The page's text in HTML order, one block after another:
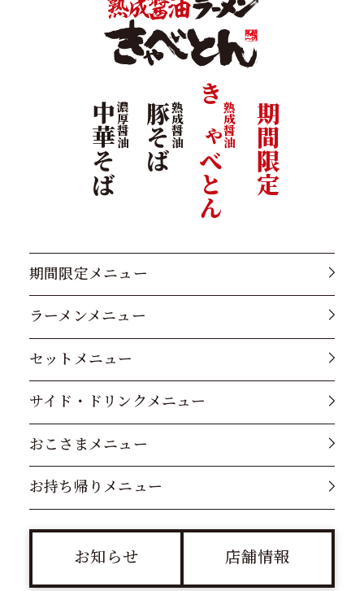
期間限定
熟成醤油
きゃべとん
熟成醤油
豚そば
濃厚醤油
中華そば
期間限定メニュー
ラーメンメニュー
セットメニュー
サイド・ドリンクメニュー
おこさまメニュー
お持ち帰りメニュー
お知らせ 店舗情報